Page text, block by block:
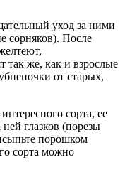
уход за ними
сорняков). После
так же, как и взрослые
от старых,
сорта, ее
глазков (порезы
порошком
сорта можно